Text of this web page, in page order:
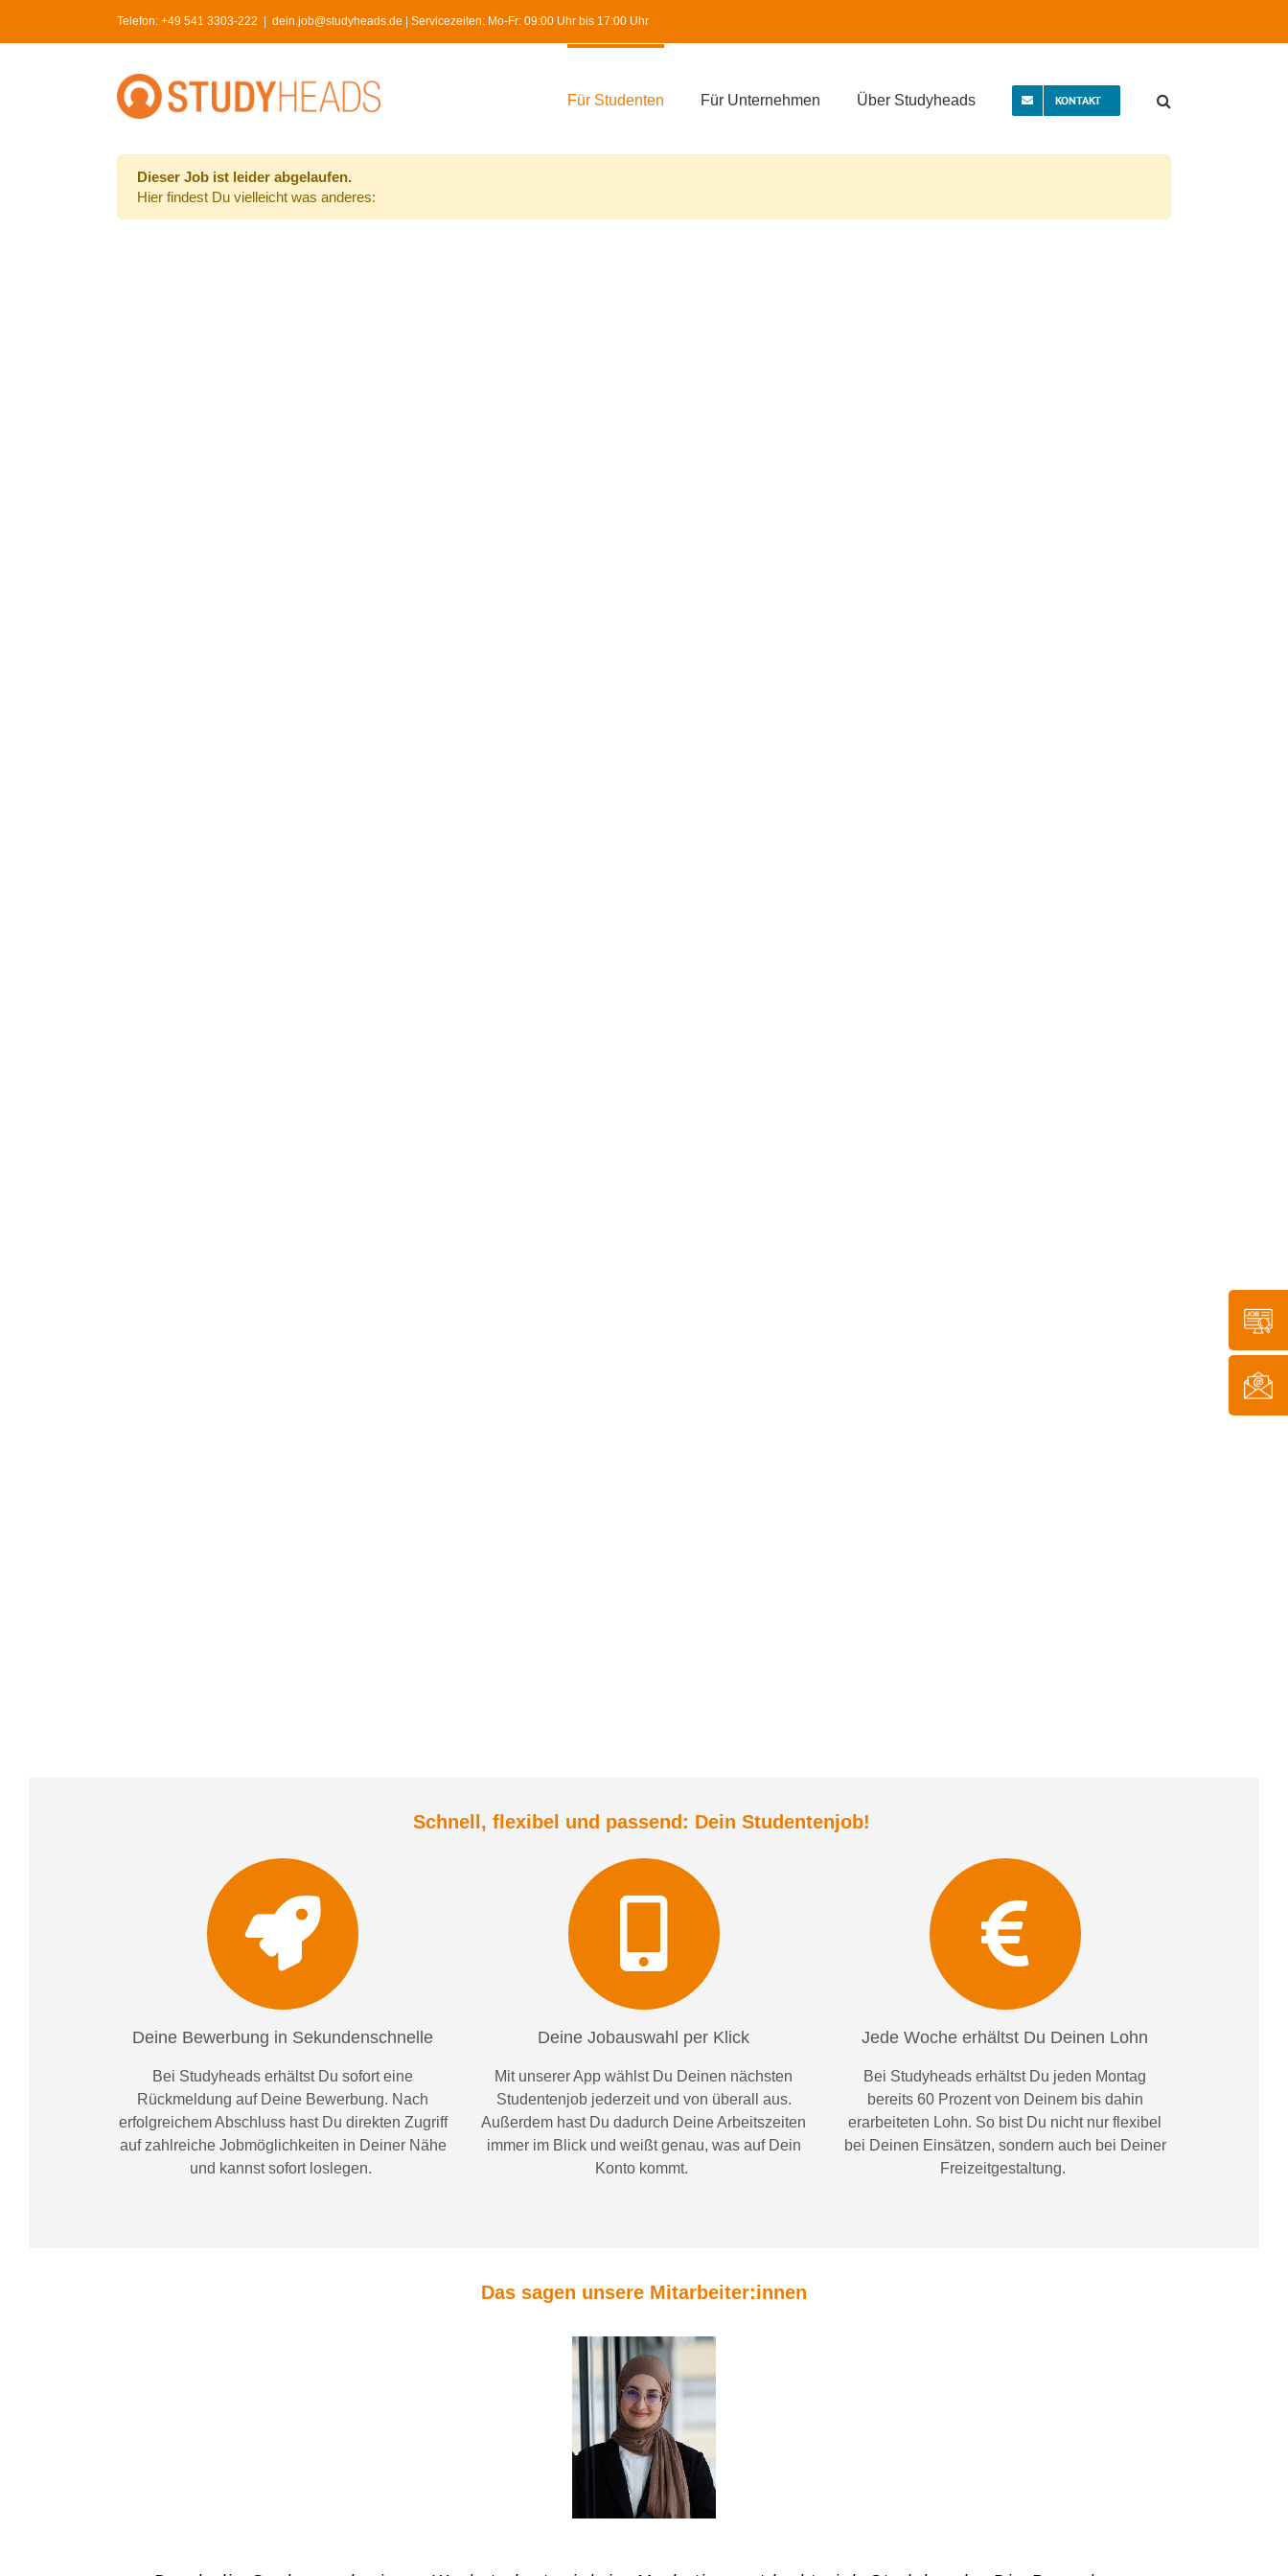
Telefon: +49 541 3303-222 dein.job@studyheads.de | Servicezeiten: Mo-Fr: 09:00 Uhr bis 17:00 Uhr
Für Studenten Für Unternehmen Über Studyheads KONTAKT
Dieser Job ist leider abgelaufen.
Hier findest Du vielleicht was anderes:
Schnell, flexibel und passend: Dein Studentenjob!
Deine Bewerbung in Sekundenschnelle
Bei Studyheads erhältst Du sofort eine
Rückmeldung auf Deine Bewerbung. Nach
erfolgreichem Abschluss hast Du direkten Zugriff
auf zahlreiche Jobmöglichkeiten in Deiner Nähe
und kannst sofort loslegen.
Deine Jobauswahl per Klick
Mit unserer App wählst Du Deinen nächsten
Studentenjob jederzeit und von überall aus.
Außerdem hast Du dadurch Deine Arbeitszeiten
immer imBlick und weißtgenau, was auf Dein
Konto kommt.
Jede Woche erhältst Du Deinen Lohn
Bei Studyheads erhältst Du jeden Montag
bereits 60 Prozent von Deinem bis dahin
erarbeiteten Lohn. So bist Du nicht nur flexibel
bei Deinen Einsätzen, sondern auch bei Deiner
Freizeitgestaltung.
Das sagen unsere Mitarbeiter:innen